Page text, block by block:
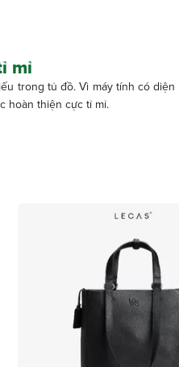
mỉ
trong tủ đồ. Vì máy tính có
hoàn thiện cực tỉ mỉ.